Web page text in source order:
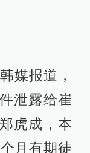
媒报道，
泄露给崔
虎成，本
月有期徒